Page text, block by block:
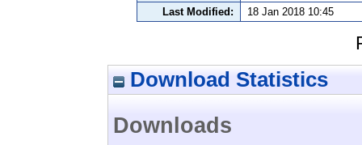
Last Modified:
18 Jan 2018 10:45
Download Statistics
Downloads